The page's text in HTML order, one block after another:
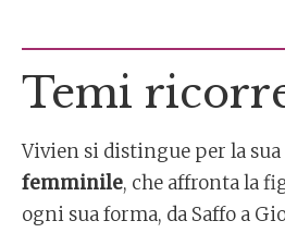
Temi
Vivien si distingue per la
femminile, che affronta la
ogni sua forma, da Saffo a